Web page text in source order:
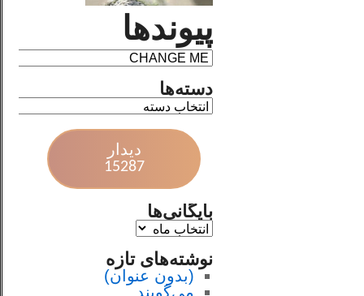
پیوندها
دسته‌ها
دیدار
15287
بایگانی‌ها
نوشته‌های تازه
(بدون عنوان)
می‌گویند